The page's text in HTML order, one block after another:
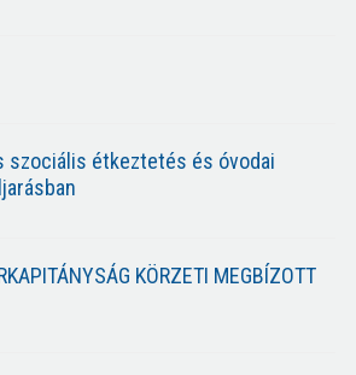
szociális étkeztetés és óvodai
KÖRZETI MEGBÍZOTT